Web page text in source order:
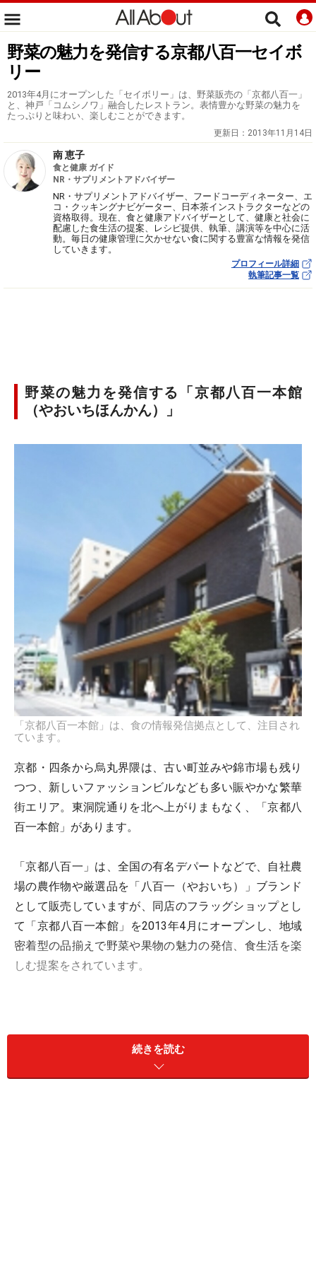
野菜の魅力を発信する京都八百一セイボ
リー
2013年4月にオープンした「セイボリー」は、野菜販売の「京都八百一」
と、神戸「コムシノワ」融合したレストラン。表情豊かな野菜の魅力を
たっぷりと味わい、楽しむことができます。
更新日： 2013年11月14日
南 恵子
食と健康 ガイド
NR・サプリメントアドバイザー
NR・サプリメントアドバイザー、フードコーディネーター、エ
コ・クッキングナビゲーター、日本茶インストラクターなどの
資格取得。現在、食と健康アドバイザーとして、健康と社会に
配慮した食生活の提案、レシピ提供、執筆、講演等を中心に活
動。毎日の健康管理に欠かせない食に関する豊富な情報を発信
していきます。
プロフィール詳細
執筆記事一覧
野菜の魅力を発信する「京都八百一本館
（やおいちほんかん）」
「京都八百一本館」は、食の情報発信拠点として、注目され
ています。
京都・四条から烏丸界隈は、古い町並みや錦市場も残り
つつ、新しいファッションビルなども多い賑やかな繁華
街エリア。東洞院通りを北へ上がりまもなく、「京都八
百一本館」があります。
「京都八百一」は、全国の有名デパートなどで、自社農
場の農作物や厳選品を「八百一（やおいち）」ブランド
として販売していますが、同店のフラッグショップとし
て「京都八百一本館」を2013年4月にオープンし、地域
密着型の品揃えで野菜や果物の魅力の発信、食生活を楽
しむ提案をされています。
続きを読む